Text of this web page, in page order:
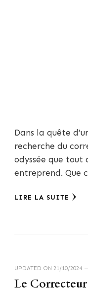
Dans la quête
recherche du
odyssée que tout
entreprend. Que
LIRE LA SUITE
UPDATED ON 21/10/2024
Le